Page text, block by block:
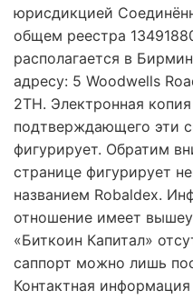
юрисдикцией
общем реестра
располагается в
адресу: 5 Woodwells
2TH. Электронная
подтверждающего эти
фигурирует. Обратим
странице фигурирует
названием Robaldex.
отношение имеет
«Биткоин Капитал»
саппорт можно лишь
Контактная